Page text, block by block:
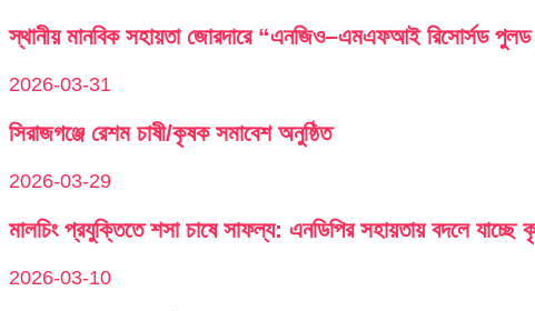
স্থানীয় মানবিক সহায়তা জোরদারে “এনজিও–এমএফআই রিসোর্সড পুলড
2026-03-31
সিরাজগঞ্জে রেশম চাষী/কৃষক সমাবেশ অনুষ্ঠিত
2026-03-29
মালচিং প্রযুক্তিতে শসা চাষে সাফল্য: এনডিপির সহায়তায় বদলে যাচ্ছে
2026-03-10